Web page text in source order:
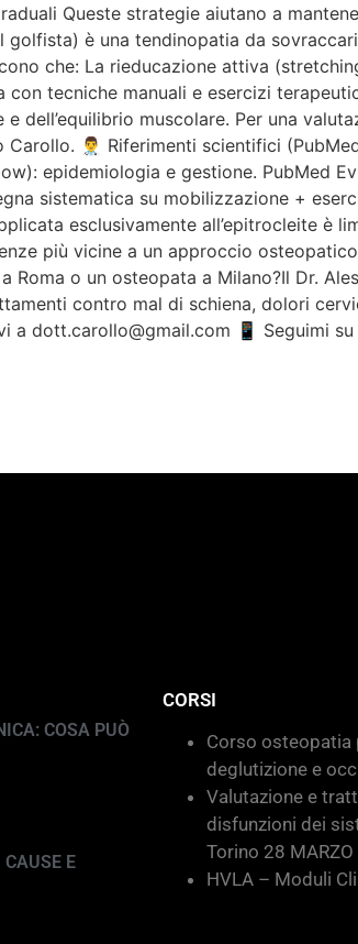
Queste strategie aiutano a
è una tendinopatia da
che: La rieducazione attiva
tecniche manuali e esercizi
muscolare. Per una
👨‍⚕️ Riferimenti scientifici
epidemiologia e gestione. PubMed
sistematica su mobilizzazione +
esclusivamente all’epitrocleite è
più vicine a un approccio
o un osteopata a Milano?Il Dr.
contro mal di schiena, dolori
dott.carollo@gmail.com 📱 Seguimi
COSA PUÒ
E
CORSI
Corso osteopatia
deglutizione e
Valutazione e
disfunzioni dei
Torino 28
HVLA – Moduli